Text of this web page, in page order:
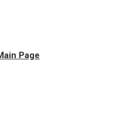
Page